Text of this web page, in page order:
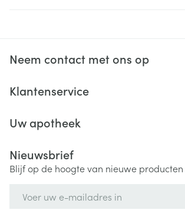
Neem contact met ons op
Klantenservice
Uw apotheek
Nieuwsbrief
Blijf op de hoogte van nieuwe